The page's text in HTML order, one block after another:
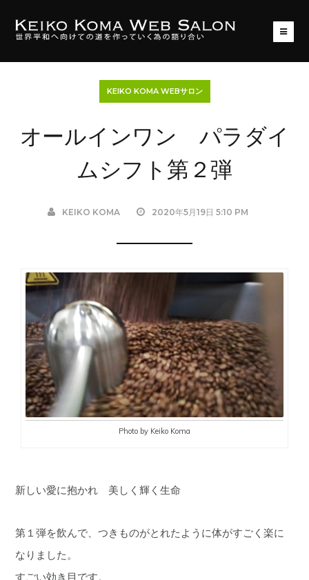
KEIKO KOMA WEBサロン
オールインワン パラダイ
ムシフト第２弾
KEIKO KOMA 2020年5月19日 5:10 PM
Photo by Keiko Koma
新しい愛に抱かれ 美しく輝く生命
第１弾を飲んで、つきものがとれたように体がすごく楽に
なりました。
すごい効き目です。